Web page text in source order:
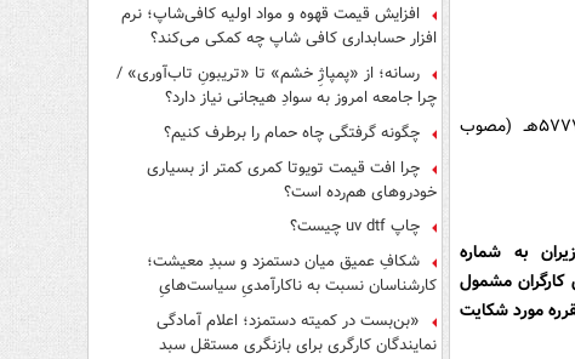
موضوع شکایت و خواسته: ابطال مصوبه هیأت وزیران به شماره ۶۰۴۷۳؍ت۵۷۷۷۰هـ (مصوب
به شماره
مسکن کارگران مشمول
مورد شکایت
افزایش قیمت قهوه و مواد اولیه کافی‌شاپ؛ نرم
افزار حسابداری کافی شاپ چه کمکی می‌کند؟
رسانه؛ از «پمپاژِ خشم» تا «تریبونِ تاب‌آوری» /
چرا جامعه امروز به سوادِ هیجانی نیاز دارد؟
چگونه گرفتگی چاه حمام را برطرف کنیم؟
چرا افت قیمت تویوتا کمری کمتر از بسیاری
خودروهای هم‌رده است؟
چاپ uv dtf چیست؟
شکافِ عمیق میان دستمزد و سبدِ معیشت؛
کارشناسان نسبت به ناکارآمدیِ سیاست‌هایِ
حمایتی هشدار دادند
«بن‌بست در کمیته دستمزد؛ اعلام آمادگی
نمایندگان کارگری برای بازنگری مستقل سبد